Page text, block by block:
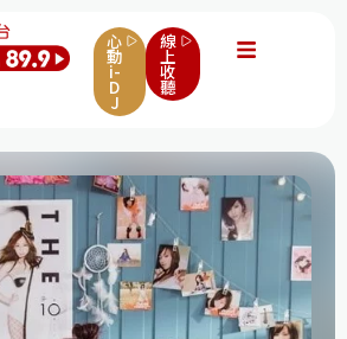
心
動
i-
D
J
線
上
收
聽